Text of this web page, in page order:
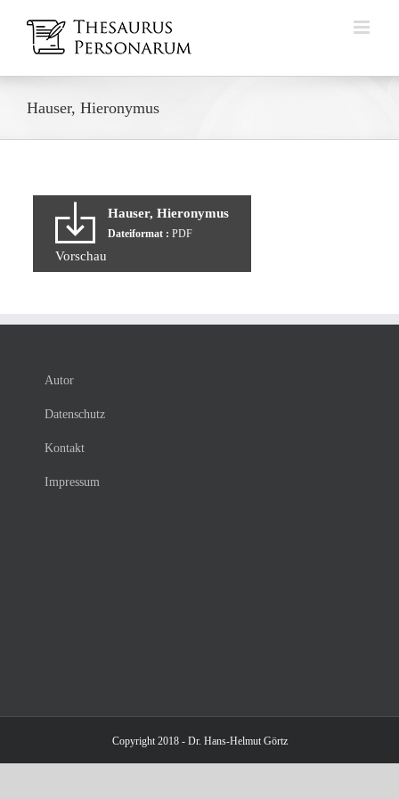
Inhalt
springen
Hauser, Hieronymus
Hauser, Hieronymus
Dateiformat : PDF
Vorschau
Autor
Datenschutz
Kontakt
Impressum
Copyright 2018 - Dr. Hans-Helmut Görtz